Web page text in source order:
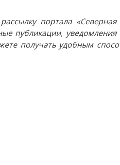
портала
публикации,
получать удобным